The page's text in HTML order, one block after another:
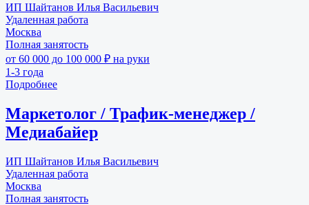
ИП Шайтанов Илья Васильевич
Удаленная работа
Москва
Полная занятость
от 60 000 до 100 000 ₽ на руки
1-3 года
Подробнее
Маркетолог / Трафик-менеджер /
Медиабайер
ИП Шайтанов Илья Васильевич
Удаленная работа
Москва
Полная занятость